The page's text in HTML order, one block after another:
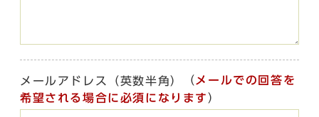
メールアドレス（英数半角） （ メールでの回答を
希望される場合に必須になります ）